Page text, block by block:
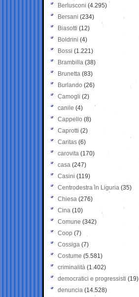
Berlusconi (4.295)
Bersani (234)
Biasotti (12)
Boldrini (4)
Bossi (1.221)
Brambilla (38)
Brunetta (83)
Burlando (26)
Camogli (2)
canile (4)
Cappello (8)
Caprotti (2)
Caritas (6)
carovita (170)
casa (247)
Casini (119)
Centrodestra in Liguria (35)
Chiesa (276)
Cina (10)
Comune (342)
Coop (7)
Cossiga (7)
Costume (5.581)
criminalità (1.402)
democratici e progressisti (19)
denuncia (14.528)